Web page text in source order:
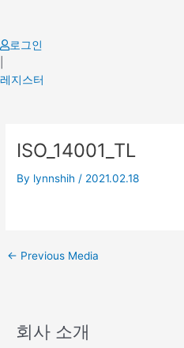
content
로그인
레지스터
ISO_14001_TL
By lynnshih / 2021.02.18
navigation
← Previous Media
회사 소개